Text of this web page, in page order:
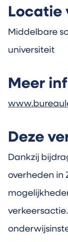
Locatie
Middelbare
universiteit
Meer
Deze
Dankzij
overheden in